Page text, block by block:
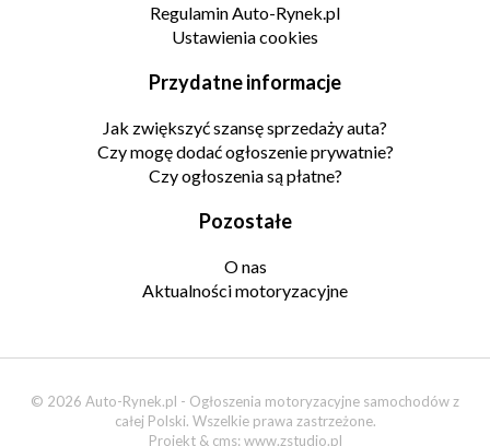
Regulamin Auto-Rynek.pl
Ustawienia cookies
Przydatne informacje
Jak zwiększyć szansę sprzedaży auta?
Czy mogę dodać ogłoszenie prywatnie?
Czy ogłoszenia są płatne?
Pozostałe
O nas
Aktualności motoryzacyjne
© 2026 Auto-Rynek.pl - Ogłoszenia motoryzacyjne samochodów z
całej Polski. Wszelkie prawa zastrzeżone.
Projekt & cms: www.zstudio.pl